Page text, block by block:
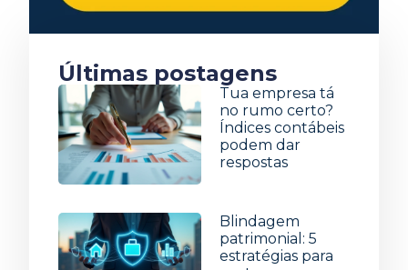
Últimas postagens
Tua empresa tá
no rumo certo?
Índices contábeis
podem dar
respostas
Blindagem
patrimonial: 5
estratégias para